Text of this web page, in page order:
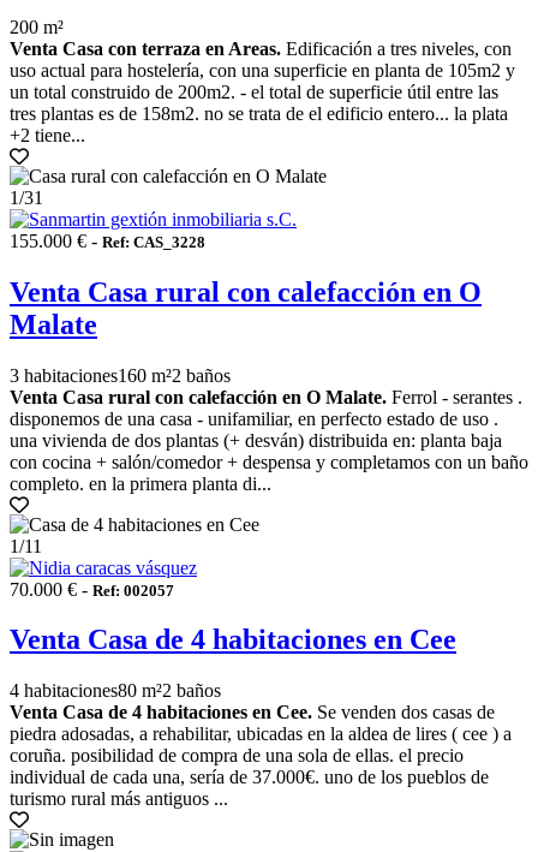
200 m²
Venta Casa con terraza en Areas. Edificación a tres niveles, con
uso actual para hostelería, con una superficie en planta de 105m2 y
un total construido de 200m2. - el total de superficie útil entre las
tres plantas es de 158m2. no se trata de el edificio entero... la plata
+2 tiene...
1/31
155.000 € - Ref: CAS_3228
Venta Casa rural con calefacción en O
Malate
3 habitaciones160 m²2 baños
Venta Casa rural con calefacción en O Malate. Ferrol - serantes .
disponemos de una casa - unifamiliar, en perfecto estado de uso .
una vivienda de dos plantas (+ desván) distribuida en: planta baja
con cocina + salón/comedor + despensa y completamos con un baño
completo. en la primera planta di...
1/11
70.000 € - Ref: 002057
Venta Casa de 4 habitaciones en Cee
4 habitaciones80 m²2 baños
Venta Casa de 4 habitaciones en Cee. Se venden dos casas de
piedra adosadas, a rehabilitar, ubicadas en la aldea de lires ( cee ) a
coruña. posibilidad de compra de una sola de ellas. el precio
individual de cada una, sería de 37.000€. uno de los pueblos de
turismo rural más antiguos ...